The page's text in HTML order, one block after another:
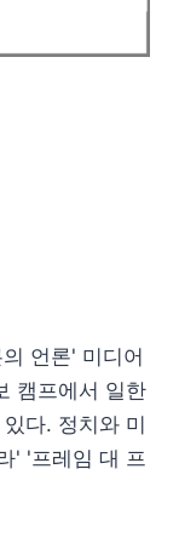
언론' 미디어
캠프에서 일한
다. 정치와 미
' '프레임 대 프